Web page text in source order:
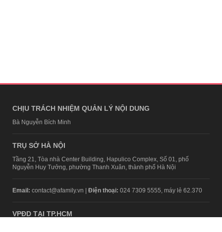
CHỊU TRÁCH NHIỆM QUẢN LÝ NỘI DUNG
Bà Nguyễn Bích Minh
TRỤ SỞ HÀ NỘI
Tầng 21, Tòa nhà Center Building, Hapulico Complex, Số 01, phố
Nguyễn Huy Tưởng, phường Thanh Xuân, thành phố Hà Nội
Email: contact@afamily.vn | Điện thoại: 024 7309 5555, máy lẻ 62.370
VPĐD TẠI TP.HCM